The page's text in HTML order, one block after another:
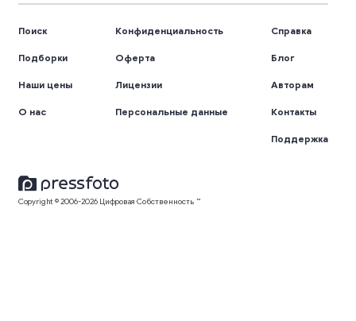
Поиск
Подборки
Наши цены
О нас
Конфиденциальность
Оферта
Лицензии
Персональные данные
Справка
Блог
Авторам
Контакты
Поддержка
Copyright © 2006-2026 Цифровая Собственность ™